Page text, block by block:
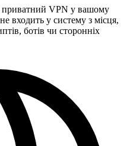
замовлення.
приватний VPN у вашому
входить у систему з місця,
ботів чи сторонніх